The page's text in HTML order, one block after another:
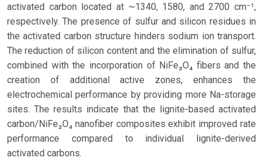
activated carbon located at ~1340, 1580, and 2700 cm⁻¹,
respectively. The presence of sulfur and silicon residues in
the activated carbon structure hinders sodium ion transport.
The reduction of silicon content and the elimination of sulfur,
combined with the incorporation of NiFe₂O₄ fibers and the
creation of additional active zones, enhances the
electrochemical performance by providing more Na-storage
sites. The results indicate that the lignite-based activated
carbon/NiFe₂O₄ nanofiber composites exhibit improved rate
performance compared to individual lignite-derived
activated carbons.